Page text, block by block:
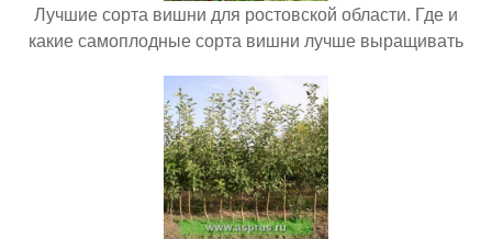
Лучшие сорта вишни для ростовской области. Где и
какие самоплодные сорта вишни лучше выращивать